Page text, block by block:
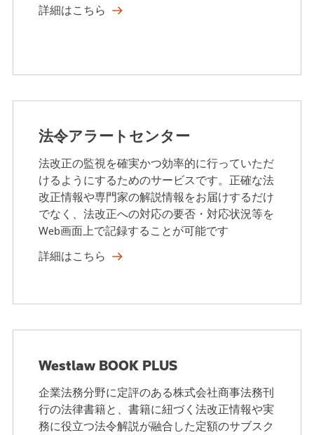
詳細はこちら
法令アラートセンター
法改正の監視を確実かつ効率的に行っていただ
けるようにするためのサービスです。正確な法
改正情報や専門家の解説情報をお届けするだけ
でなく、法改正への対応の要否・対応状況等を
Web画面上で記録することが可能です
詳細はこちら
Westlaw BOOK PLUS
企業法務分野に定評のある株式会社商事法務刊
行の法律書籍と、書籍に紐づく法改正情報や実
務に役立つ法令解説が融合した定額のサブスク